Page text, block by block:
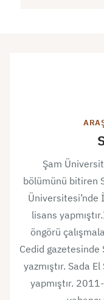
Şam
bölümünü bitiren
Üniversitesi’nde
lisans
öngörü
Cedid gazetesinde
yazmıştır. Sada
yapmıştır.